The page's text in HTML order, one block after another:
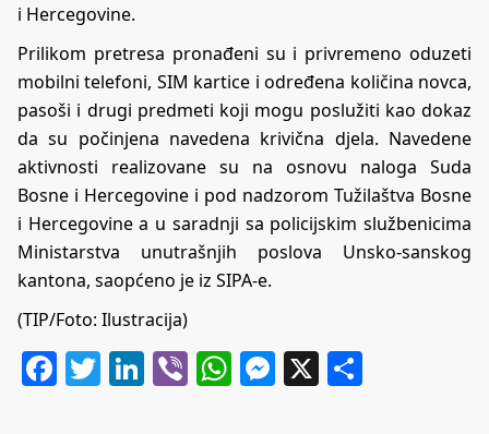
i Hercegovine.
Prilikom pretresa pronađeni su i privremeno oduzeti
mobilni telefoni, SIM kartice i određena količina novca,
pasoši i drugi predmeti koji mogu poslužiti kao dokaz
da su počinjena navedena krivična djela. Navedene
aktivnosti realizovane su na osnovu naloga Suda
Bosne i Hercegovine i pod nadzorom Tužilaštva Bosne
i Hercegovine a u saradnji sa policijskim službenicima
Ministarstva unutrašnjih poslova Unsko-sanskog
kantona, saopćeno je iz SIPA-e.
(TIP/Foto: Ilustracija)
Facebook
Twitter
LinkedIn
ViberWhatsApp
Messenger
X